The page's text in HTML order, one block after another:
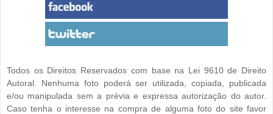
Todos os Direitos Reservados com base na Lei 9610 de Direito
Autoral. Nenhuma foto poderá ser utilizada, copiada, publicada
e/ou manipulada sem a prévia e expressa autorização do autor.
Caso tenha o interesse na compra de alguma foto do site favor